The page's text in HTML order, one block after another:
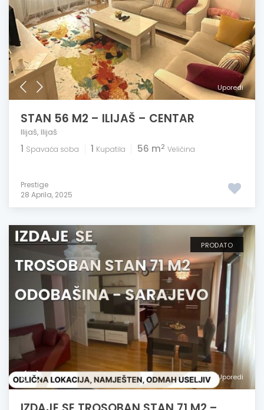
Uporedi
STAN 56 M2 – ILIJAŠ – CENTAR
Ilijaš, Ilijaš
1 Spavaća soba 1 Kupatila 56 m2 Veličina
Prestige
28 Aprila, 2025
Uporedi
PRODATO